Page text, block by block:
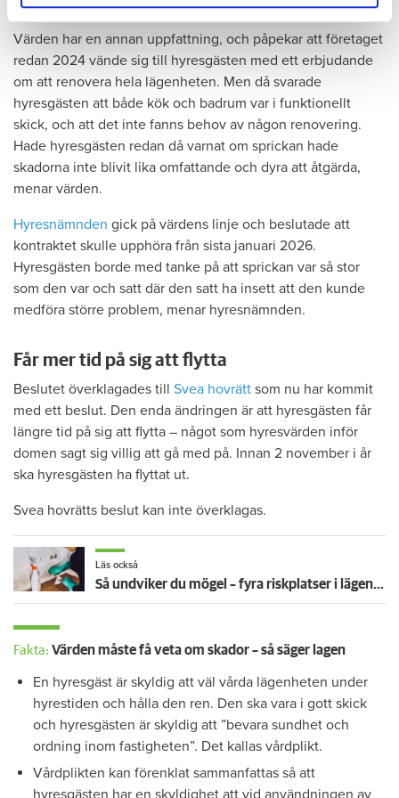
Tyckte inte renovering var nödvändig
Värden har en annan uppfattning, och påpekar att företaget
redan 2024 vände sig till hyresgästen med ett erbjudande
om att renovera hela lägenheten. Men då svarade
hyresgästen att både kök och badrum var i funktionellt
skick, och att det inte fanns behov av någon renovering.
Hade hyresgästen redan då varnat om sprickan hade
skadorna inte blivit lika omfattande och dyra att åtgärda,
menar värden.
Hyresnämnden gick på värdens linje och beslutade att
kontraktet skulle upphöra från sista januari 2026.
Hyresgästen borde med tanke på att sprickan var så stor
som den var och satt där den satt ha insett att den kunde
medföra större problem, menar hyresnämnden.
Får mer tid på sig att flytta
Beslutet överklagades till Svea hovrätt som nu har kommit
med ett beslut. Den enda ändringen är att hyresgästen får
längre tid på sig att flytta – något som hyresvärden inför
domen sagt sig villig att gå med på. Innan 2 november i år
ska hyresgästen ha flyttat ut.
Svea hovrätts beslut kan inte överklagas.
Läs också
Så undviker du mögel – fyra riskplatser i lägenheten: ”Måste städa bort”
Fakta: Värden måste få veta om skador – så säger lagen
En hyresgäst är skyldig att väl vårda lägenheten under
hyrestiden och hålla den ren. Den ska vara i gott skick
och hyresgästen är skyldig att ”bevara sundhet och
ordning inom fastigheten”. Det kallas vårdplikt.
Vårdplikten kan förenklat sammanfattas så att